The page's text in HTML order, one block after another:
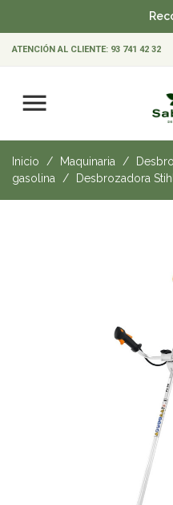
ATENCIÓN AL CLIENTE: 93 741 42 32
Inicio Maquinaria
gasolina
Desbrozadora